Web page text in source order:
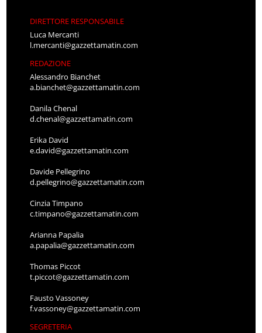
DIRETTORE RESPONSABILE
Luca Mercanti
l.mercanti@gazzettamatin.com
REDAZIONE
Alessandro Bianchet
a.bianchet@gazzettamatin.com
Danila Chenal
d.chenal@gazzettamatin.com
Erika David
e.david@gazzettamatin.com
Davide Pellegrino
d.pellegrino@gazzettamatin.com
Cinzia Timpano
c.timpano@gazzettamatin.com
Arianna Papalia
a.papalia@gazzettamatin.com
Thomas Piccot
t.piccot@gazzettamatin.com
Fausto Vassoney
f.vassoney@gazzettamatin.com
SEGRETERIA